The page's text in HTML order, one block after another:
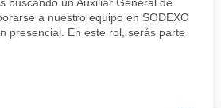
a nuestro equipo en SODEXO
presencial. En este rol, serás parte